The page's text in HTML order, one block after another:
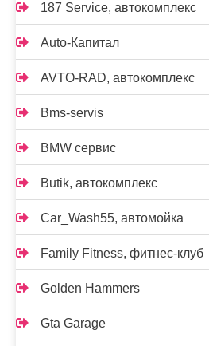
187 Service, автокомплекс
Auto-Капитал
AVTO-RAD, автокомплекс
Bms-servis
BMW сервис
Butik, автокомплекс
Car_Wash55, автомойка
Family Fitness, фитнес-клуб
Golden Hammers
Gta Garage